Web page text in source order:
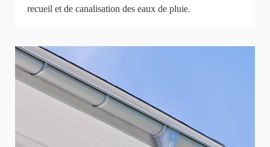
recueil et de canalisation des eaux de pluie.